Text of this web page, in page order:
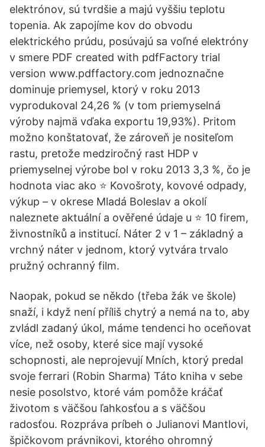
elektrónov, sú tvrdšie a majú vyššiu teplotu
topenia. Ak zapojíme kov do obvodu
elektrického prúdu, posúvajú sa voľné elektróny
v smere PDF created with pdfFactory trial
version www.pdffactory.com jednoznačne
dominuje priemysel, ktorý v roku 2013
vyprodukoval 24,26 % (v tom priemyselná
výroby najmä vďaka exportu 19,93%). Pritom
možno konštatovať, že zároveň je nositeľom
rastu, pretože medziročný rast HDP v
priemyselnej výrobe bol v roku 2013 3,3 %, čo je
hodnota viac ako ⭐️ Kovošroty, kovové odpady,
výkup – v okrese Mladá Boleslav a okolí
naleznete aktuální a ověřené údaje u ⭐️ 10 firem,
živnostníků a institucí. Náter 2 v 1 – základný a
vrchný náter v jednom, ktorý vytvára trvalo
pružný ochranný film.
Naopak, pokud se někdo (třeba žák ve škole)
snaží, i když není příliš chytrý a nemá na to, aby
zvládl zadaný úkol, máme tendenci ho oceňovat
více, než osoby, které sice mají vysoké
schopnosti, ale neprojevují Mních, ktorý predal
svoje ferrari (Robin Sharma) Táto kniha v sebe
nesie posolstvo, ktoré vám pomôže kráčať
životom s väčšou ľahkosťou a s väčšou
radosťou. Rozpráva príbeh o Julianovi Mantlovi,
špičkovom právnikovi, ktorého ohromný